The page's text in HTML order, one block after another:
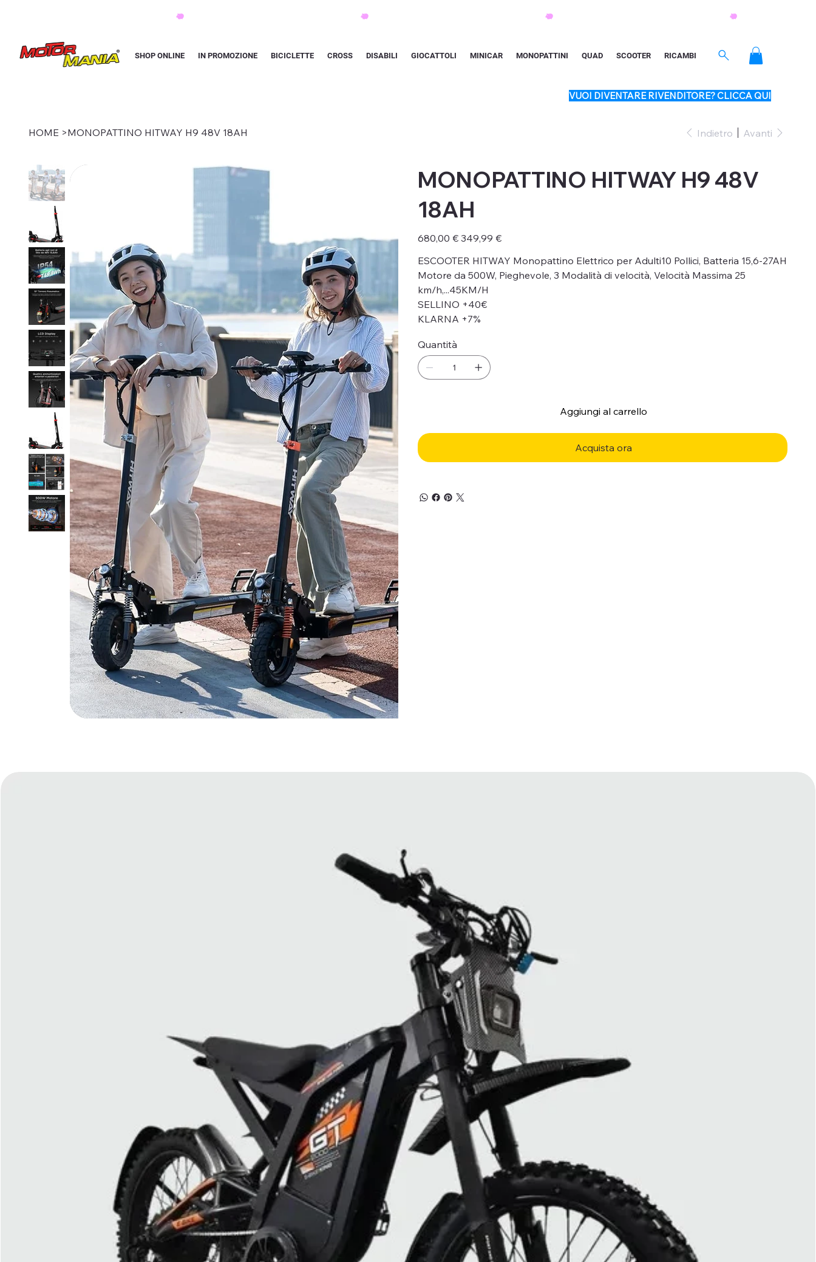
SHOP ONLINE IN PROMOZIONE BICICLETTE CROSS DISABILI GIOCATTOLI MINICAR MONOPATTINI QUAD SCOOTER RICAMBI
VUOI DIVENTARE RIVENDITORE? CLICCA QUI
HOME >MONOPATTINO HITWAY H9 48V 18AH Indietro Avanti
MONOPATTINO HITWAY H9 48V
18AH
Prezzo
originale
680,00 € Prezzo
scontato
349,99 €
ESCOOTER HITWAY Monopattino Elettrico per Adulti10 Pollici, Batteria 15,6-27AH
Motore da 500W, Pieghevole, 3 Modalità di velocità, Velocità Massima 25
km/h,...45KM/H
SELLINO +40€
KLARNA +7%
Quantità
Aggiungi al carrello
Acquista ora